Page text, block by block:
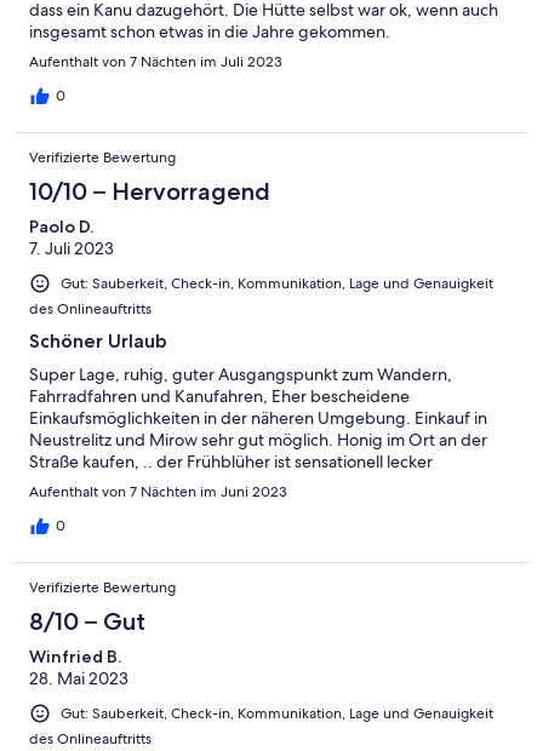
dass ein Kanu dazugehört. Die Hütte selbst war ok, wenn auch
insgesamt schon etwas in die Jahre gekommen.
Aufenthalt von 7 Nächten im Juli 2023
0
Verifizierte Bewertung
10/10 – Hervorragend
Paolo D.
7. Juli 2023
Gut: Sauberkeit, Check-in, Kommunikation, Lage und Genauigkeit
des Onlineauftritts
Schöner Urlaub
Super Lage, ruhig, guter Ausgangspunkt zum Wandern,
Fahrradfahren und Kanufahren, Eher bescheidene
Einkaufsmöglichkeiten in der näheren Umgebung. Einkauf in
Neustrelitz und Mirow sehr gut möglich. Honig im Ort an der
Straße kaufen, .. der Frühblüher ist sensationell lecker
Aufenthalt von 7 Nächten im Juni 2023
0
Verifizierte Bewertung
8/10 – Gut
Winfried B.
28. Mai 2023
Gut: Sauberkeit, Check-in, Kommunikation, Lage und Genauigkeit
des Onlineauftritts